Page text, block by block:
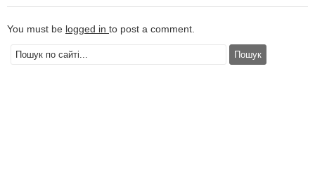
You must be logged in to post a comment.